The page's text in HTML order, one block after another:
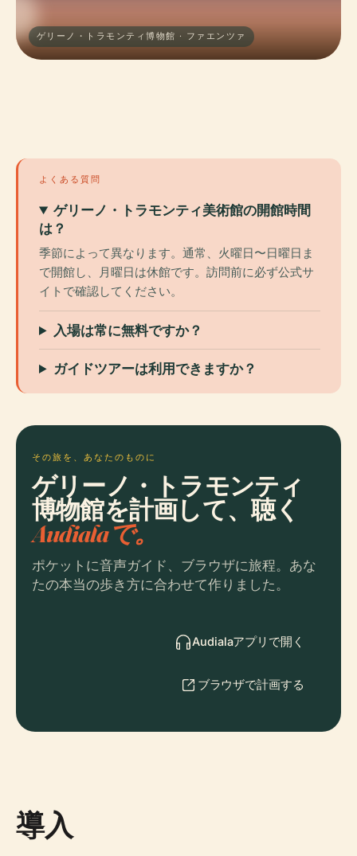
ゲリーノ・トラモンティ博物館 · ファエンツァ
よくある質問
ゲリーノ・トラモンティ美術館の開館時間
は？
季節によって異なります。通常、火曜日〜日曜日ま
で開館し、月曜日は休館です。訪問前に必ず公式サ
イトで確認してください。
入場は常に無料ですか？
ガイドツアーは利用できますか？
その旅を、あなたのものに
ゲリーノ・トラモンティ
博物館を計画して、聴く
Audialaで。
ポケットに音声ガイド、ブラウザに旅程。あな
たの本当の歩き方に合わせて作りました。
Audialaアプリで開く
ブラウザで計画する
導入